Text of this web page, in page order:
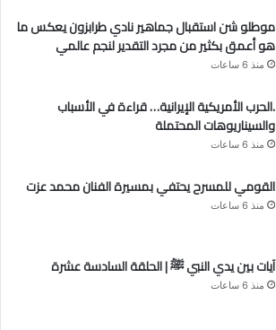
موطلو شن استقبال جماهير نادي طرابزون يعكس ما
هو أعمق بكثير من مجرد التقدير لنجم عالمي
منذ 6 ساعات
.الحرب الأمريكية الإيرانية… قراءة في الأسباب
والسيناريوهات المحتملة
منذ 6 ساعات
القومي للمسرح يحتفي بمسيرة الفنان محمد عزت
منذ 6 ساعات
آيات بين يدي النبي ﷺ | الحلقة السادسة عشرة
منذ 6 ساعات